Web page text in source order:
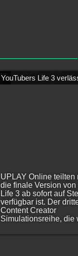
YouTubers Life 3
UPLAY Online teilten
die finale Version von
Life 3 ab sofort auf
verfügbar ist. Der
Content Creator
Simulationsreihe, die